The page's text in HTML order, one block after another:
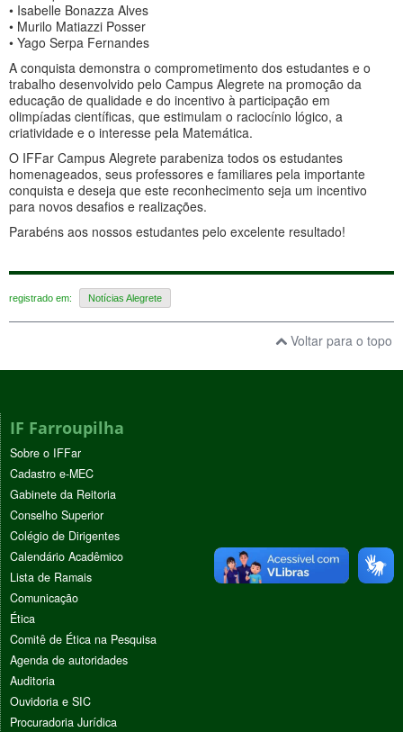
• Isabelle Bonazza Alves
• Murilo Matiazzi Posser
• Yago Serpa Fernandes
A conquista demonstra o comprometimento dos estudantes e o
trabalho desenvolvido pelo Campus Alegrete na promoção da
educação de qualidade e do incentivo à participação em
olimpíadas científicas, que estimulam o raciocínio lógico, a
criatividade e o interesse pela Matemática.
O IFFar Campus Alegrete parabeniza todos os estudantes
homenageados, seus professores e familiares pela importante
conquista e deseja que este reconhecimento seja um incentivo
para novos desafios e realizações.
Parabéns aos nossos estudantes pelo excelente resultado!
registrado em: Notícias Alegrete
Voltar para o topo
IF Farroupilha
Sobre o IFFar
Cadastro e-MEC
Gabinete da Reitoria
Conselho Superior
Colégio de Dirigentes
Calendário Acadêmico
Lista de Ramais
Comunicação
Ética
Comitê de Ética na Pesquisa
Agenda de autoridades
Auditoria
Ouvidoria e SIC
Procuradoria Jurídica